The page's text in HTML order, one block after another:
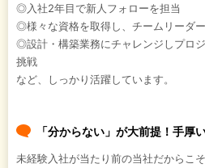
◎入社2年目で新人フォローを担当
◎様々な資格を取得し、チームリーダ
◎設計・構築業務にチャレンジしプロ
挑戦
など、しっかり活躍しています。
「分からない」が大前提！手厚
未経験入社が当たり前の当社だからこそ